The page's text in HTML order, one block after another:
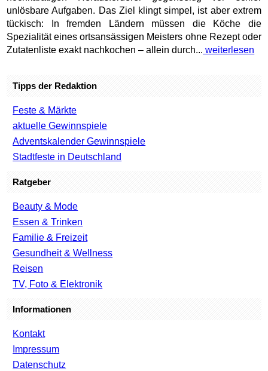
unlösbare Aufgaben. Das Ziel klingt simpel, ist aber extrem
tückisch: In fremden Ländern müssen die Köche die
Spezialität eines ortsansässigen Meisters ohne Rezept oder
Zutatenliste exakt nachkochen – allein durch... weiterlesen
Tipps der Redaktion
Feste & Märkte
aktuelle Gewinnspiele
Adventskalender Gewinnspiele
Stadtfeste in Deutschland
Ratgeber
Beauty & Mode
Essen & Trinken
Familie & Freizeit
Gesundheit & Wellness
Reisen
TV, Foto & Elektronik
Informationen
Kontakt
Impressum
Datenschutz